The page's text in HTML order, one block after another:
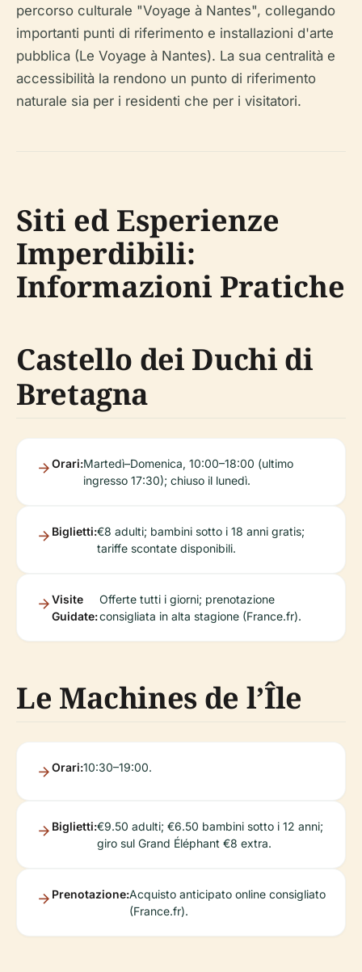
percorso culturale "Voyage à Nantes", collegando
importanti punti di riferimento e installazioni d'arte
pubblica (Le Voyage à Nantes). La sua centralità e
accessibilità la rendono un punto di riferimento
naturale sia per i residenti che per i visitatori.
Siti ed Esperienze
Imperdibili:
Informazioni Pratiche
Castello dei Duchi di
Bretagna
Orari:Martedì–Domenica, 10:00–18:00 (ultimo
ingresso 17:30); chiuso il lunedì.
Biglietti:€8 adulti; bambini sotto i 18 anni gratis;
tariffe scontate disponibili.
Visite
Guidate:
Offerte tutti i giorni; prenotazione
consigliata in alta stagione (France.fr).
Le Machines de l’Île
Orari:10:30–19:00.
Biglietti:€9.50 adulti; €6.50 bambini sotto i 12 anni;
giro sul Grand Éléphant €8 extra.
Prenotazione:Acquisto anticipato online consigliato
(France.fr).